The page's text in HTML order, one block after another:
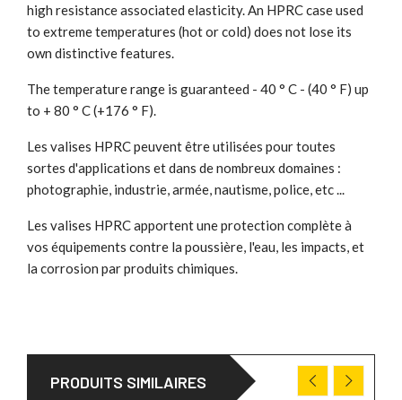
high resistance associated elasticity. An HPRC case used
to extreme temperatures (hot or cold) does not lose its
own distinctive features.
The temperature range is guaranteed - 40 ° C - (40 ° F) up
to + 80 ° C (+176 ° F).
Les valises HPRC peuvent être utilisées pour toutes
sortes d'applications et dans de nombreux domaines :
photographie, industrie, armée, nautisme, police, etc ...
Les valises HPRC apportent une protection complète à
vos équipements contre la poussière, l'eau, les impacts, et
la corrosion par produits chimiques.
PRODUITS SIMILAIRES